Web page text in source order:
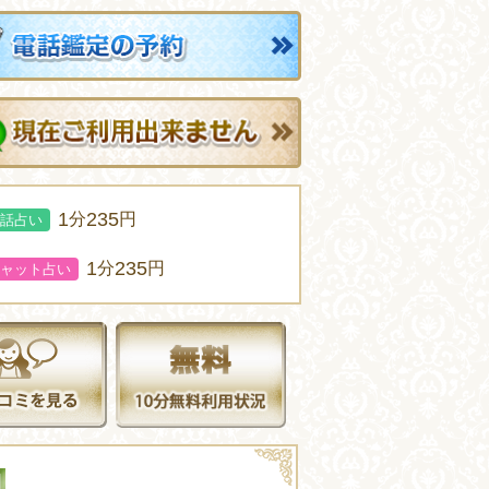
占い 1分235円
ット占い 1分235円